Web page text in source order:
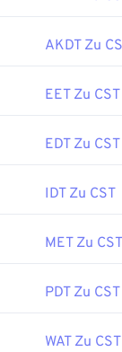
AKDT Zu
EET Zu CST
EDT Zu CST
IDT Zu CST
MET Zu CST
PDT Zu CST
WAT Zu CST